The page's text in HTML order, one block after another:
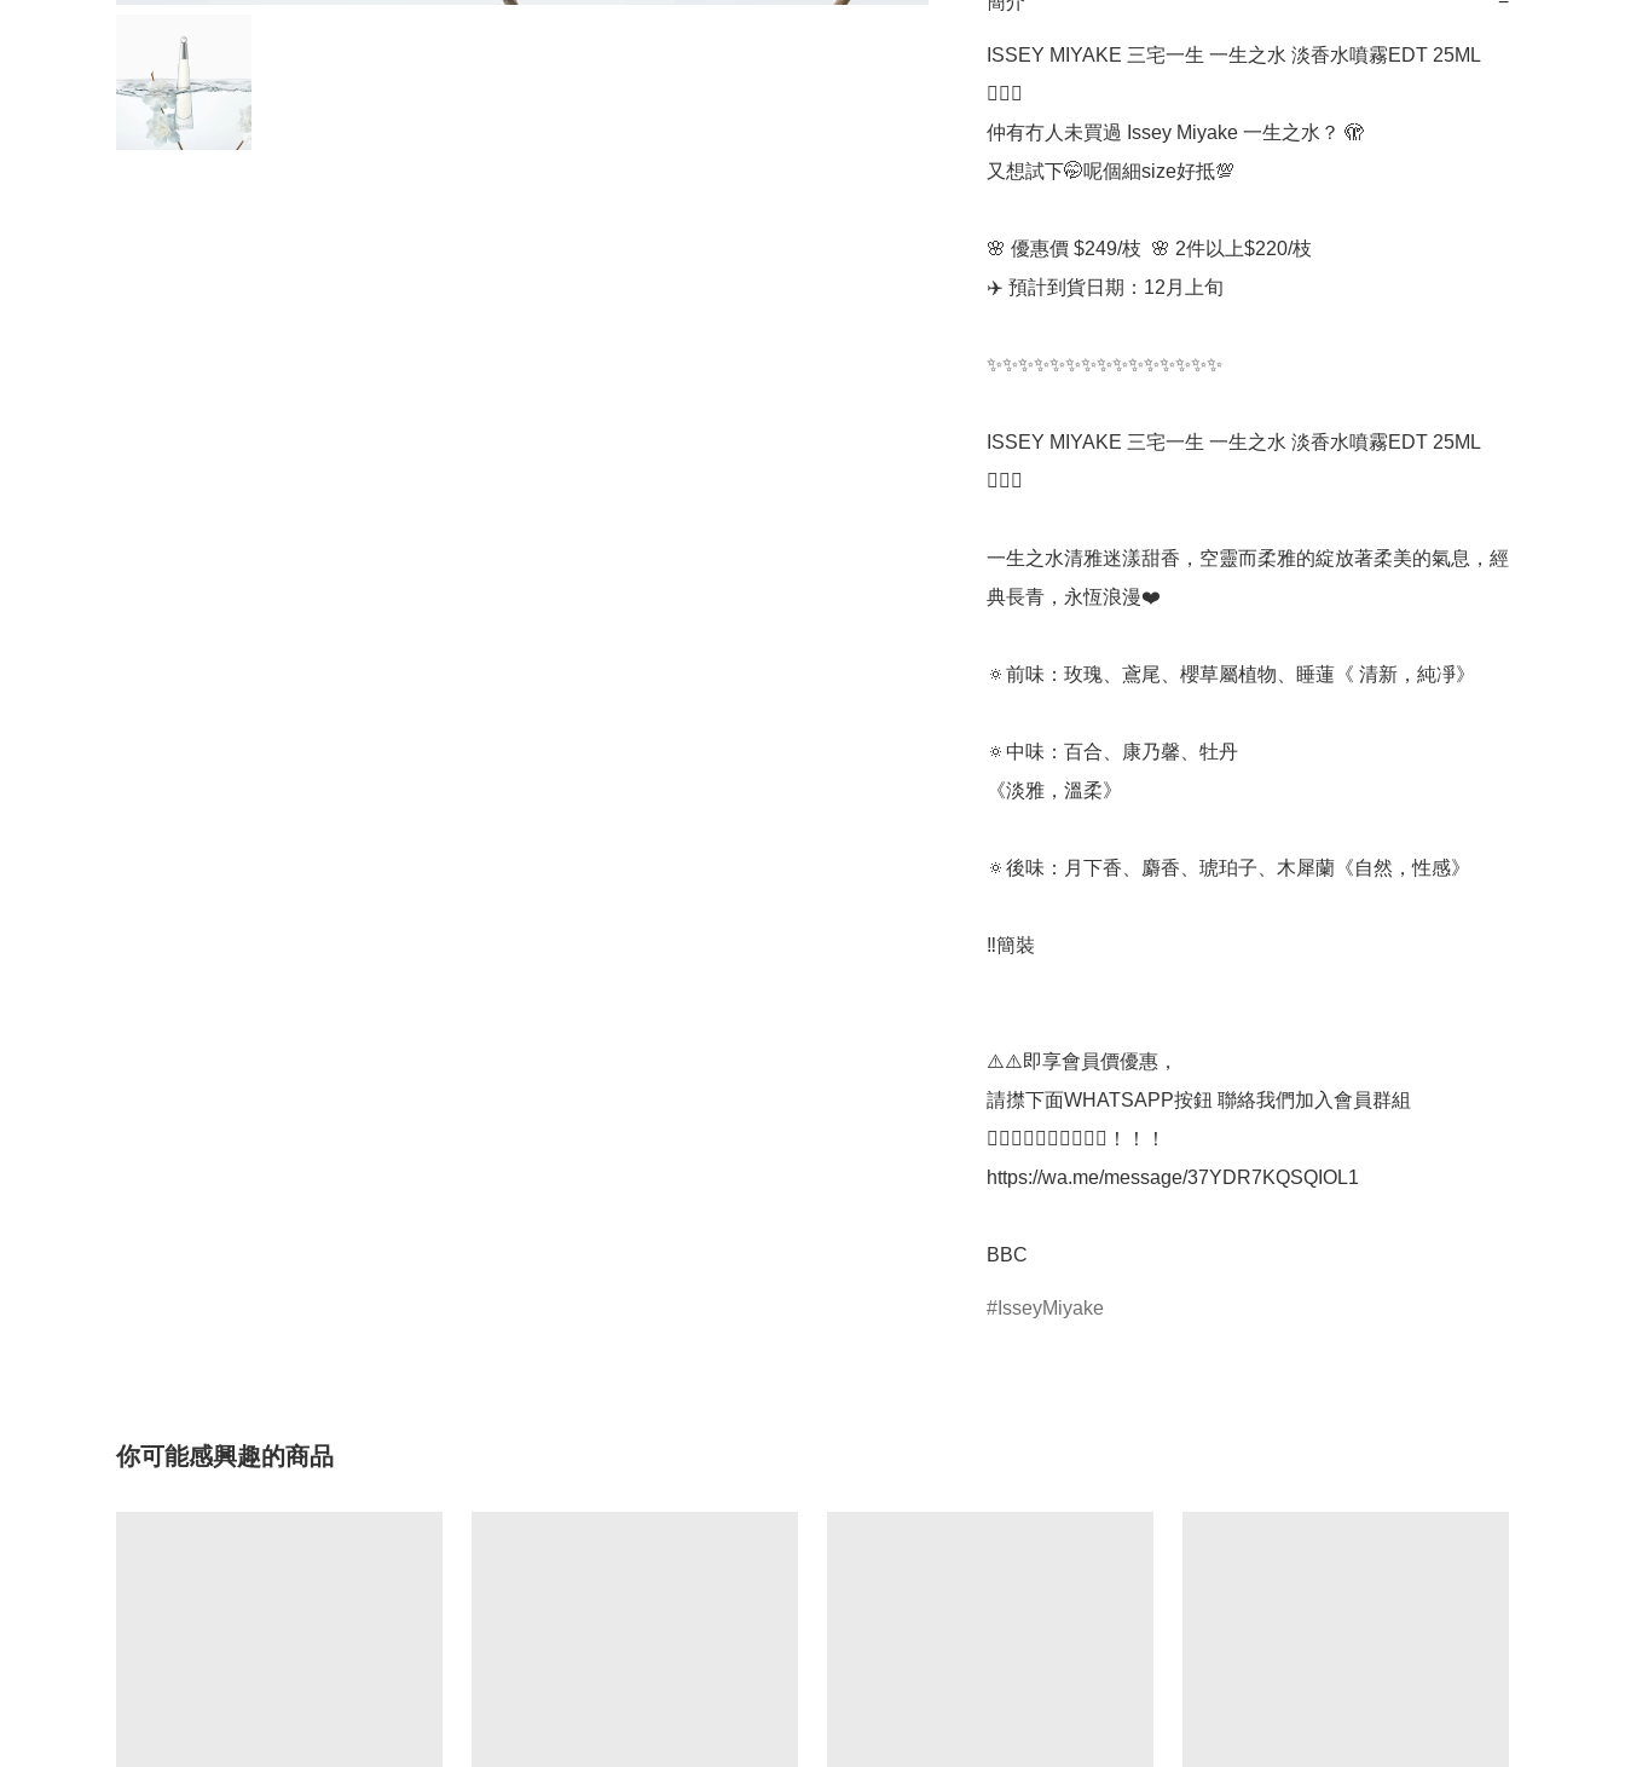
ISSEY MIYAKE 三宅一生 一生之水 淡香水噴霧EDT 25ML
🧖🏻‍♀️
仲有冇人未買過 Issey Miyake 一生之水？ 🫣
又想試下🤭呢個細size好抵💯
🌸 優惠價 $249/枝  🌸 2件以上$220/枝
✈️ 預計到貨日期：12月上旬
✨✨✨✨✨✨✨✨✨✨✨✨✨✨✨
ISSEY MIYAKE 三宅一生 一生之水 淡香水噴霧EDT 25ML
🧖🏻‍♀️
一生之水清雅迷漾甜香，空靈而柔雅的綻放著柔美的氣息，經
典長青，永恆浪漫❤️
🔅前味：玫瑰、鳶尾、櫻草屬植物、睡蓮《 清新，純凈》
🔅中味：百合、康乃馨、牡丹
《淡雅，溫柔》
🔅後味：月下香、麝香、琥珀子、木犀蘭《自然，性感》
‼️簡裝
⚠️⚠️即享會員價優惠，
請㩒下面WHATSAPP按鈕 聯絡我們加入會員群組
👇🏼👇🏼👇🏼👇🏼👇🏼！！！
https://wa.me/message/37YDR7KQSQIOL1
IsseyMiyake
你可能感興趣的商品